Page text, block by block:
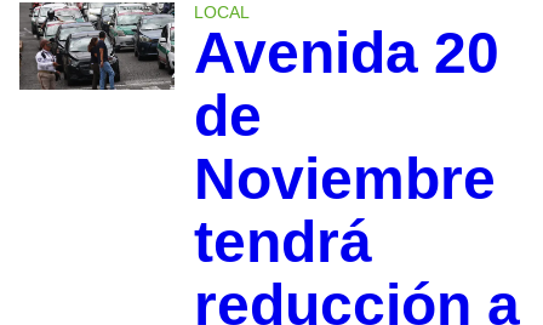
LOCAL
Avenida 20
de
Noviembre
tendrá
reducción a